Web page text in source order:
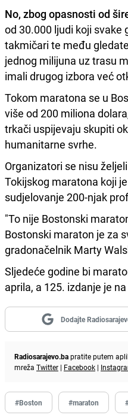
No, zbog opasnosti od
od 30.000 ljudi koji svake
takmičari te među
jednog milijuna uz trasu
imali drugog izbora već
Tokom maratona se u
više od 200 miliona
trkači uspijevaju skupiti
humanitarne svrhe.
Organizatori se nisu
Tokijskog maratona koji
sudjelovanje 200-njak
"To nije Bostonski
Bostonski maraton je za
gradonačelnik Marty
Sljedeće godine bi
aprila, a 125. izdanje je
Dodajte
Radiosarajevo.bapratite putem
mreža Twitter | Facebook |
#Boston #maraton